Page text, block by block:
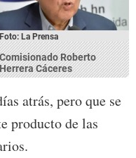
Foto: La Prensa
Comisionado Roberto
Herrera Cáceres
atrás, pero que se
producto de las